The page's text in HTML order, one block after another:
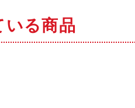
いる商品